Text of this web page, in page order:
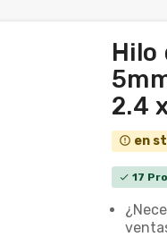
Hilo
2.4
error_outline en
check 17